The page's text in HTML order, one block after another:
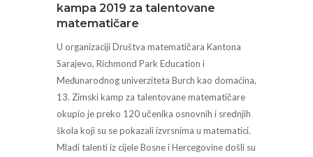
kampa 2019 za talentovane
matematičare
U organizaciji Društva matematičara Kantona
Sarajevo, Richmond Park Education i
Međunarodnog univerziteta Burch kao domaćina,
13. Zimski kamp za talentovane matematičare
okupio je preko 120 učenika osnovnih i srednjih
škola koji su se pokazali izvrsnima u matematici.
Mladi talenti iz cijele Bosne i Hercegovine došli su